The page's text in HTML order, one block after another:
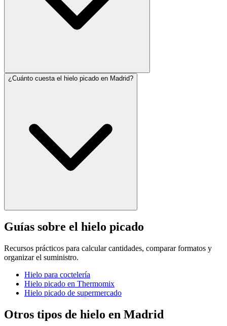
¿Cuánto cuesta el hielo picado en Madrid?
Guías sobre el hielo picado
Recursos prácticos para calcular cantidades, comparar formatos y
organizar el suministro.
Hielo para coctelería
Hielo picado en Thermomix
Hielo picado de supermercado
Otros tipos de hielo en Madrid